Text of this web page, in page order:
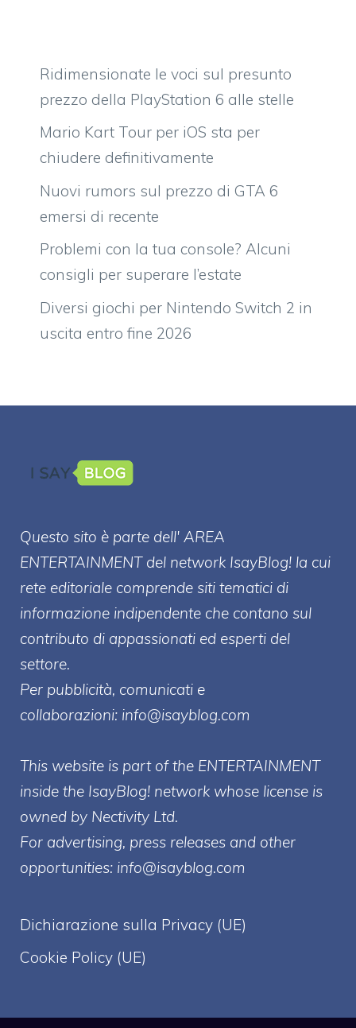
Ridimensionate le voci sul presunto
prezzo della PlayStation 6 alle stelle
Mario Kart Tour per iOS sta per
chiudere definitivamente
Nuovi rumors sul prezzo di GTA 6
emersi di recente
Problemi con la tua console? Alcuni
consigli per superare l’estate
Diversi giochi per Nintendo Switch 2 in
uscita entro fine 2026
Questo sito è parte dell' AREA
ENTERTAINMENT del network IsayBlog! la cui
rete editoriale comprende siti tematici di
informazione indipendente che contano sul
contributo di appassionati ed esperti del
settore.
Per pubblicità, comunicati e
collaborazioni: info@isayblog.com
This website is part of the ENTERTAINMENT
inside the IsayBlog! network whose license is
owned by Nectivity Ltd.
For advertising, press releases and other
opportunities: info@isayblog.com
Dichiarazione sulla Privacy (UE)
Cookie Policy (UE)